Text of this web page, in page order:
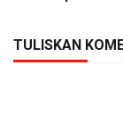
TULISKAN